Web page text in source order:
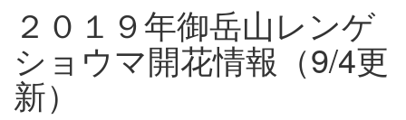
２０１９年御岳山レンゲ
ショウマ開花情報（9/4更
新）